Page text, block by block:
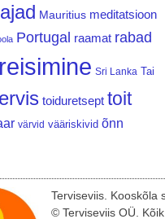
Mauritius meditatsioon
Portugal raamat rabad
reisimine Sri Lanka Tai
toiduretsept toit
värvid vääriskivid õnn
Terviseviis. Kooskõla
© Terviseviis OÜ.